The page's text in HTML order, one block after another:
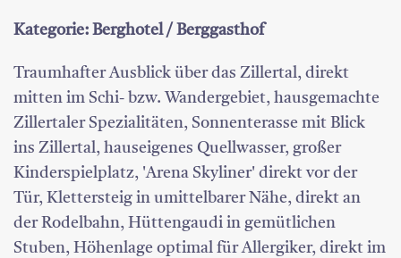
Kategorie: Berghotel / Berggasthof
Traumhafter Ausblick über das Zillertal, direkt
mitten im Schi- bzw. Wandergebiet, hausgemachte
Zillertaler Spezialitäten, Sonnenterasse mit Blick
ins Zillertal, hauseigenes Quellwasser, großer
Kinderspielplatz, 'Arena Skyliner' direkt vor der
Tür, Klettersteig in umittelbarer Nähe, direkt an
der Rodelbahn, Hüttengaudi in gemütlichen
Stuben, Höhenlage optimal für Allergiker, direkt im